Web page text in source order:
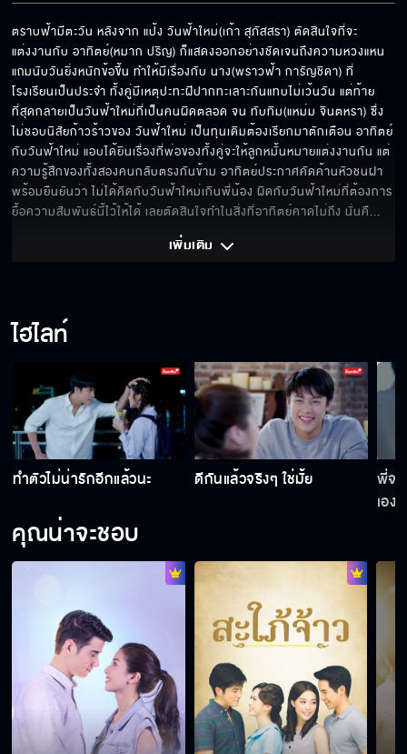
ฝากเนื้อฝากตัวด้วยนะ
ดาวตกจริงๆ ด้วย อธิษฐานสิ
ต้องเรียกว่าพี่อาทิตย์ทุกคำ
ดีกันแล้วจริงๆ ใช่มั้ย
ตราบฟ้ามีตะวัน หลังจาก แป้ง วันฟ้าใหม่(เก้า สุภัสสรา) ตัดสินใจที่จะ
แต่งงานกับ อาทิตย์(หมาก ปริญ) ก็แสดงออกอย่างชัดเจนถึงความหวงแหน
แถมนับวันยิ่งหนักข้อขึ้น ทำให้มีเรื่องกับ นาง(พราวฟ้า การัญชิดา) ที่
โรงเรียนเป็นประจำ ทั้งคู่มีเหตุปะทะฝีปากทะเลาะกันแทบไม่เว้นวัน แต่ท้าย
ที่สุดกลายเป็นวันฟ้าใหม่ที่เป็นคนผิดตลอด จน ทับทิม(แหม่ม จินตหรา) ซึ่ง
ไม่ชอบนิสัยก้าวร้าวของ วันฟ้าใหม่ เป็นทุนเดิมต้องเรียกมาตักเตือน อาทิตย์
กับวันฟ้าใหม่ แอบได้ยินเรื่องที่พ่อของทั้งคู่จะให้ลูกหมั้นหมายแต่งงานกัน แต่
ความรู้สึกของทั้งสองคนกลับตรงกันข้าม อาทิตย์ประกาศคัดค้านหัวชนฝา
พร้อมยืนยันว่า ไม่ได้คิดกับวันฟ้าใหม่เกินพี่น้อง ผิดกับวันฟ้าใหม่ที่ต้องการ
ยื้อความสัมพันธ์นี้ไว้ให้ได้ เลยตัดสินใจทำในสิ่งที่อาทิตย์คาดไม่ถึง นั่นคื...
เพิ่มเติม
ไฮไลท์
ทำตัวไม่น่ารักอีกแล้วนะ ดีกันแล้วจริงๆ ใช่มั้ย
พี่จะ
เอง
คุณน่าจะชอบ